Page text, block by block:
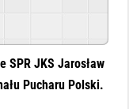
SPR JKS Jarosław
Pucharu Polski.